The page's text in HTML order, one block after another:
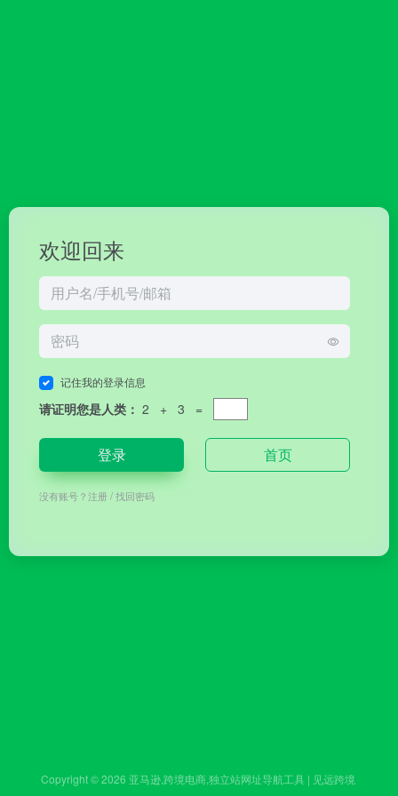
欢迎回来
记住我的登录信息
请证明您是人类： 2 + 3 =
登录 首页
没有账号？注册/找回密码
Copyright © 2026 亚马逊,跨境电商,独立站网址导航工具 | 见远跨境